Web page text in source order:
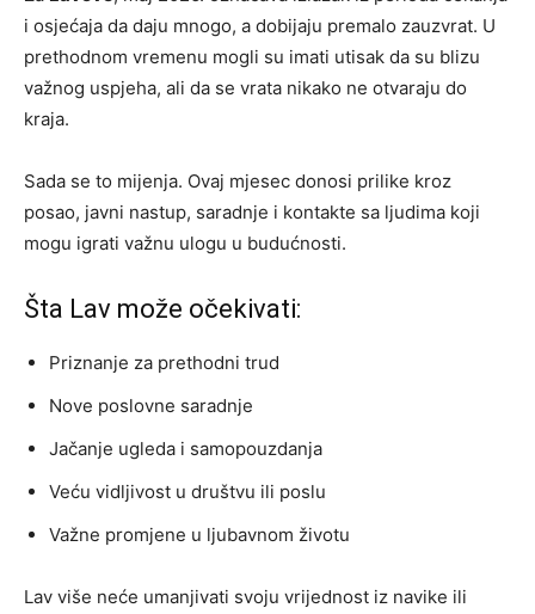
i osjećaja da daju mnogo, a dobijaju premalo zauzvrat. U
prethodnom vremenu mogli su imati utisak da su blizu
važnog uspjeha, ali da se vrata nikako ne otvaraju do
kraja.
Sada se to mijenja. Ovaj mjesec donosi prilike kroz
posao, javni nastup, saradnje i kontakte sa ljudima koji
mogu igrati važnu ulogu u budućnosti.
Šta Lav može očekivati:
Priznanje za prethodni trud
Nove poslovne saradnje
Jačanje ugleda i samopouzdanja
Veću vidljivost u društvu ili poslu
Važne promjene u ljubavnom životu
Lav više neće umanjivati svoju vrijednost iz navike ili